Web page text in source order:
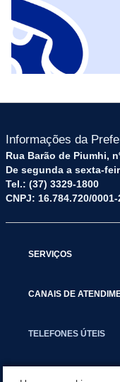
Informações da
Rua Barão de Piumhi,
De segunda a sexta-
Tel.: (37) 3329-1800
CNPJ: 16.784.720/0001-
SERVIÇOS
CANAIS DE
TELEFONES ÚTEIS